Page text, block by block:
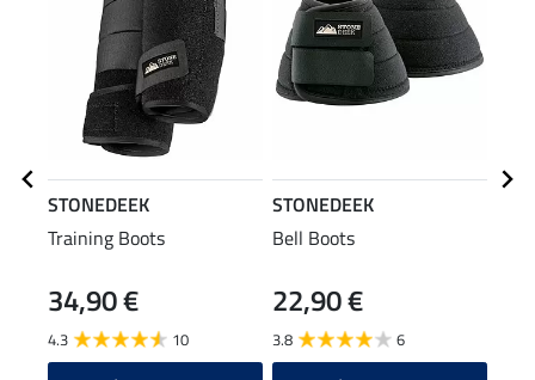
STONEDEEK
Training Boots
34,90 €
4.3 10
STONEDEEK
Bell Boots
22,90 €
3.8 6